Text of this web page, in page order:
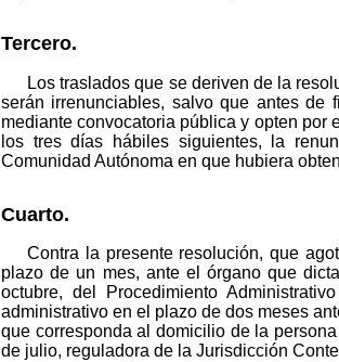
Tercero.
Los traslados que se deriven de la
serán irrenunciables, salvo que antes de
mediante convocatoria pública y opten por
los tres días hábiles siguientes, la
Comunidad Autónoma en que hubiera
Cuarto.
Contra la presente resolución, que
plazo de un mes, ante el órgano que
octubre, del Procedimiento
administrativo en el plazo de dos meses
que corresponda al domicilio de la
de julio, reguladora de la Jurisdicción